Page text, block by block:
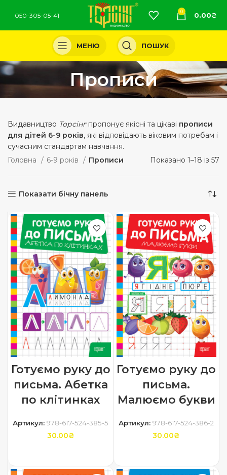
050-305-05-41
0 0.00₴
МЕНЮ ПОШУК
Прописи
Видавництво Торсінгпропонує якісні та цікаві прописи
для дітей 6-9 років, які відповідають віковим потребам і
сучасним стандартам навчання.
Головна
6-9 років Прописи Показано 1–18 із 57
Показати бічну панель
Готуємо руку до
письма. Абетка
по клітинках
Артикул:978-617-524-385-5
30.00₴
Готуємо руку до
письма.
Малюємо букви
Артикул:978-617-524-386-2
30.00₴